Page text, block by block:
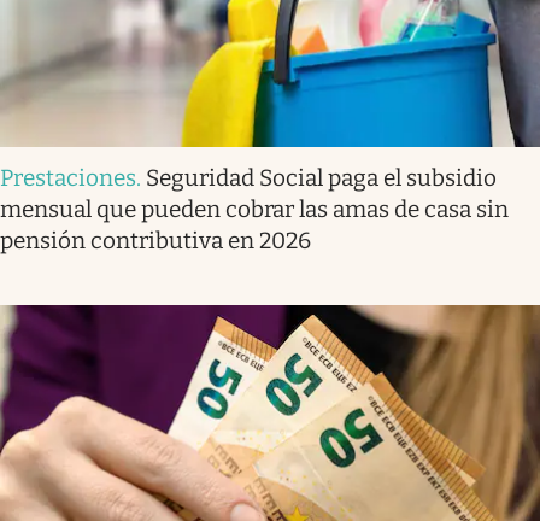
Prestaciones. Seguridad Social paga el subsidio
mensual que pueden cobrar las amas de casa sin
pensión contributiva en 2026